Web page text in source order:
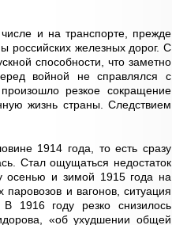
и на транспорте, прежде
российских железных дорог. С
способности, что заметно
войной не справлялся с
резкое сокращение
жизнь страны. Следствием
1914 года, то есть сразу
Стал ощущаться недостаток
осенью и зимой 1915 года на
и вагонов, ситуация
1916 году резко снизилось
«об ухудшении общей